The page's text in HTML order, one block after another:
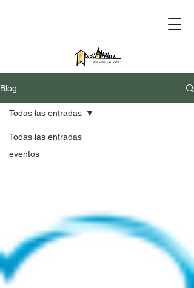
Blog
Todas las entradas
eventos
Todas las entradas